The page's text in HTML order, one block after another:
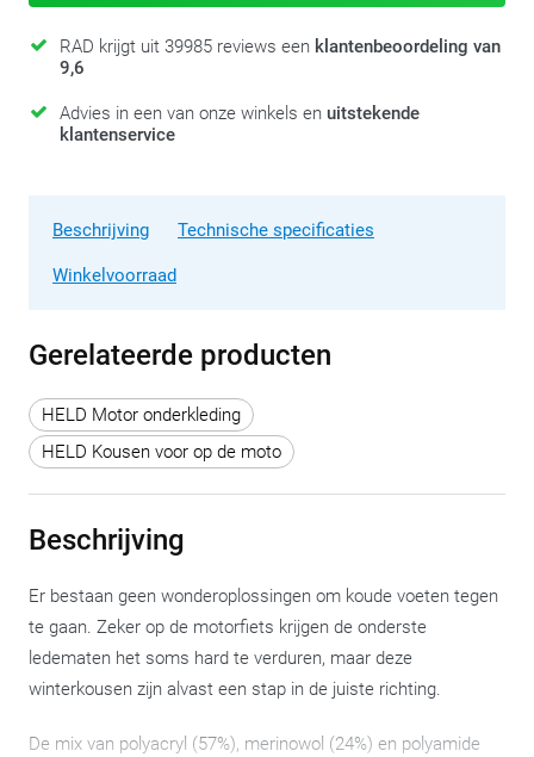
RAD krijgt uit 39985 reviews een klantenbeoordeling van
9,6
Advies in een van onze winkels en uitstekende
klantenservice
Beschrijving Technische specificaties
Winkelvoorraad
Gerelateerde producten
HELD Motor onderkleding
HELD Kousen voor op de moto
Beschrijving
Er bestaan geen wonderoplossingen om koude voeten tegen
te gaan. Zeker op de motorfiets krijgen de onderste
ledematen het soms hard te verduren, maar deze
winterkousen zijn alvast een stap in de juiste richting.
De mix van polyacryl (57%), merinowol (24%) en polyamide